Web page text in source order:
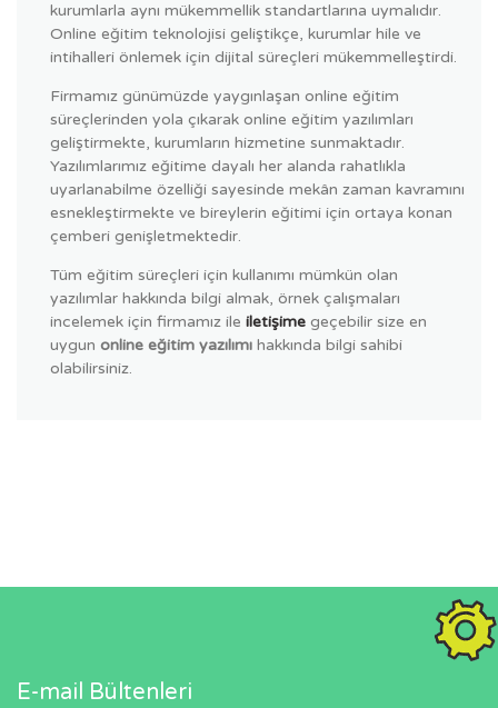
kurumlarla aynı mükemmellik standartlarına uymalıdır.
Online eğitim teknolojisi geliştikçe, kurumlar hile ve
intihalleri önlemek için dijital süreçleri mükemmelleştirdi.
Firmamız günümüzde yaygınlaşan online eğitim
süreçlerinden yola çıkarak online eğitim yazılımları
geliştirmekte, kurumların hizmetine sunmaktadır.
Yazılımlarımız eğitime dayalı her alanda rahatlıkla
uyarlanabilme özelliği sayesinde mekân zaman kavramını
esnekleştirmekte ve bireylerin eğitimi için ortaya konan
çemberi genişletmektedir.
Tüm eğitim süreçleri için kullanımı mümkün olan
yazılımlar hakkında bilgi almak, örnek çalışmaları
incelemek için firmamız ile iletişime geçebilir size en
uygun online eğitim yazılımı hakkında bilgi sahibi
olabilirsiniz.
E-mail Bültenleri